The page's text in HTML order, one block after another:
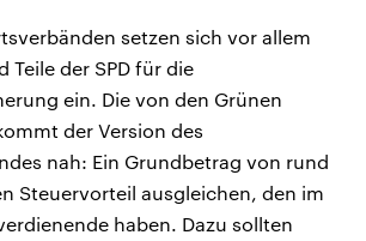
setzen sich vor allem
Teile der SPD für die
ein. Die von den Grünen
der Version des
nah: Ein Grundbetrag von rund
Steuervorteil ausgleichen, den im
haben. Dazu sollten